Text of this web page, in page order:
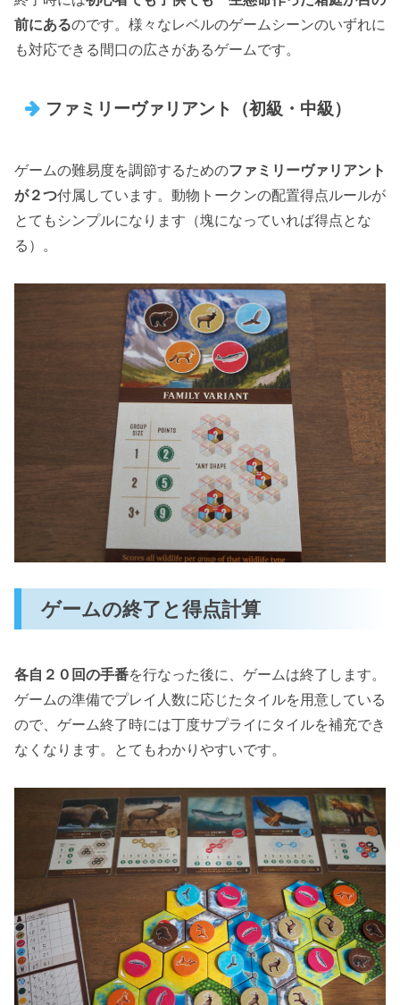
前にあるのです。様々なレベルのゲームシーンのいずれに
も対応できる間口の広さがあるゲームです。
ファミリーヴァリアント（初級・中級）
ゲームの難易度を調節するためのファミリーヴァリアント
が２つ付属しています。動物トークンの配置得点ルールが
とてもシンプルになります（塊になっていれば得点とな
る）。
ゲームの終了と得点計算
各自２０回の手番を行なった後に、ゲームは終了します。
ゲームの準備でプレイ人数に応じたタイルを用意している
ので、ゲーム終了時には丁度サプライにタイルを補充でき
なくなります。とてもわかりやすいです。